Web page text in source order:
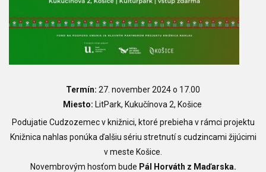
Termín: 27. november 2024 o 17.00
Miesto: LitPark, Kukučínova 2, Košice
Podujatie Cudzozemec v knižnici, ktoré prebieha v rámci projektu
Knižnica nahlas ponúka ďalšiu sériu stretnutí s cudzincami žijúcimi
v meste Košice.
Novembrovým hosťom bude Pál Horváth z Maďarska.